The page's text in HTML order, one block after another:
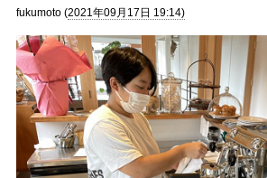
fukumoto (2021年09月17日 19:14)